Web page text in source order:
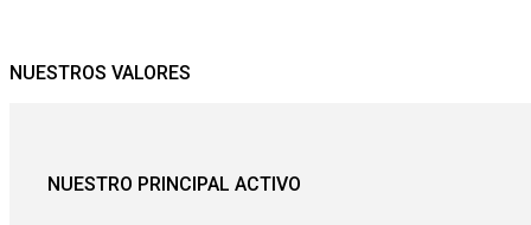
NUESTROS VALORES
NUESTRO PRINCIPAL ACTIVO